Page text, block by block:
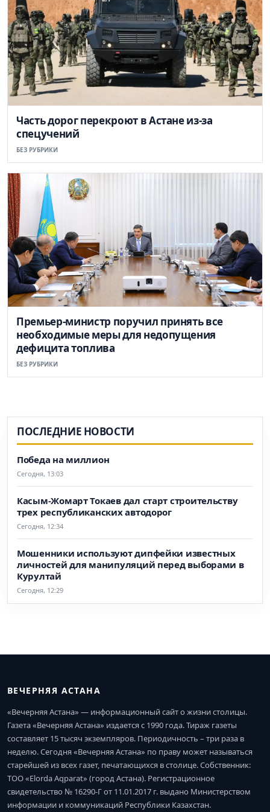
Часть дорог перекроют в Астане из-за
спецучений
БЕЗ РУБРИКИ
Премьер-министр поручил принять все
необходимые меры для недопущения
дефицита топлива
БЕЗ РУБРИКИ
ПОСЛЕДНИЕ НОВОСТИ
Победа на миллион
Сегодня, 13:03
Касым-Жомарт Токаев дал старт строительству
трех республиканских автодорог
Сегодня, 12:34
Мошенники используют дипфейки известных
личностей для манипуляций перед выборами в
Курултай
Сегодня, 12:29
ВЕЧЕРНЯЯ АСТАНА
«Вечерняя Астана» — информационный сайт о жизни столицы.
Газета «Вечерняя Астана» издается с 1990 года. Тираж газеты
составляет 15 тысяч экземпляров. Периодичность – три раза в
неделю. Сегодня «Вечерняя Астана» по праву может называться
старейшей из всех газет, печатающихся в столице. Собственник:
ТОО «Elorda Aqparat» (город Астана). Регистрационное
свидетельство № 16290-Г от 11.01.2017 г. выдано Министерством
информации и коммуникаций Республики Казахстан.